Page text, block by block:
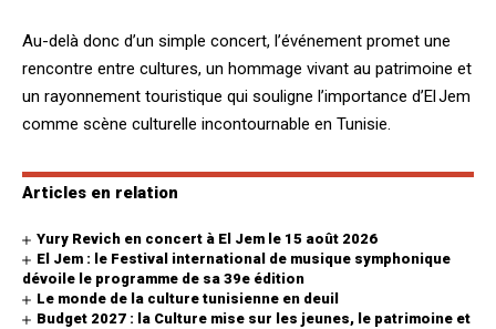
Au-delà donc d’un simple concert, l’événement promet une
rencontre entre cultures, un hommage vivant au patrimoine et
un rayonnement touristique qui souligne l’importance d’El Jem
comme scène culturelle incontournable en Tunisie.
Articles en relation
Yury Revich en concert à El Jem le 15 août 2026
El Jem : le Festival international de musique symphonique
dévoile le programme de sa 39e édition
Le monde de la culture tunisienne en deuil
Budget 2027 : la Culture mise sur les jeunes, le patrimoine et